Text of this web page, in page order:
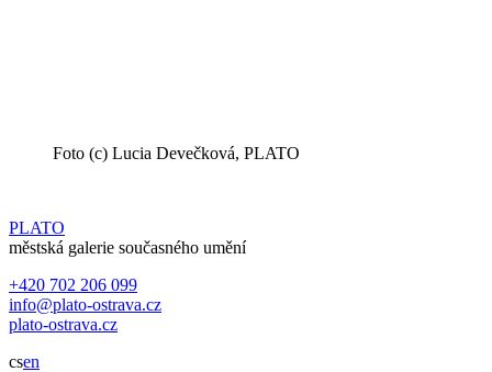
Foto (c) Lucia Devečková, PLATO
PLATO
městská galerie současného umění
+420 702 206 099
info@plato-ostrava.cz
plato-ostrava.cz
csen